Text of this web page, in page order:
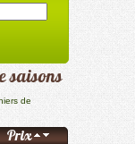
saisons
de
Prix